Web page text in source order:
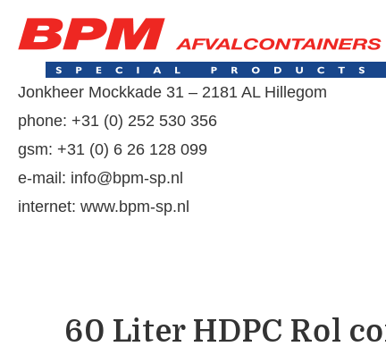
Jonkheer Mockkade 31 – 2181 AL Hillegom
phone: +31 (0) 252 530 356
gsm: +31 (0) 6 26 128 099
e-mail: info@bpm-sp.nl
internet: www.bpm-sp.nl
60 Liter HDPC Rol